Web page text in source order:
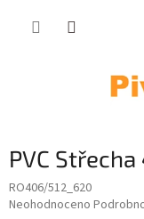
PVC
RO406/512_620
Průměrné hodnocení
Neohodnoceno